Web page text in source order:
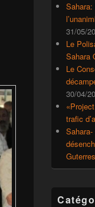
31/05/
Le
Sahara
Le
30/04/
trafic
Guterres